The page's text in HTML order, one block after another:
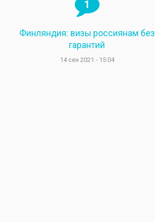
1
Финляндия: визы россиянам без
гарантий
14 сен 2021 - 15:04